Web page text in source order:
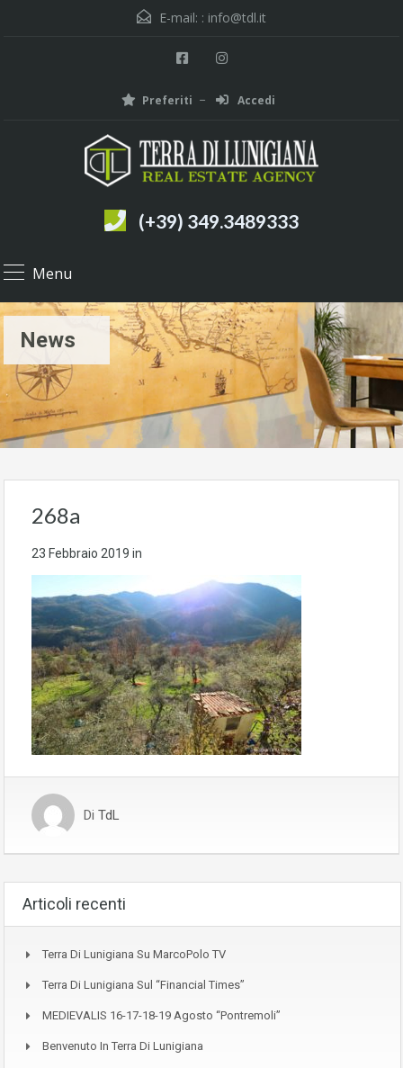
E-mail: : info@tdl.it
Preferiti Accedi
(+39) 349.3489333
Menu
News
268a
23 Febbraio 2019 in
Di TdL
Articoli recenti
Terra Di Lunigiana Su MarcoPolo TV
Terra Di Lunigiana Sul “Financial Times”
MEDIEVALIS 16-17-18-19 Agosto “Pontremoli”
Benvenuto In Terra Di Lunigiana